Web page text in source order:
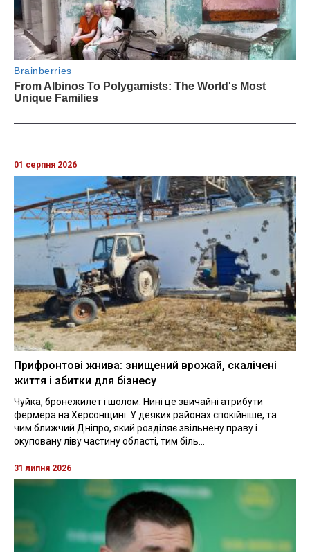
01 серпня 2026
Прифронтові жнива: знищений врожай, скалічені
життя і збитки для бізнесу
Чуйка, бронежилет і шолом. Нині це звичайні атрибути
фермера на Херсонщині. У деяких районах спокійніше, та
чим ближчий Дніпро, який розділяє звільнену праву і
окуповану ліву частину області, тим біль...
31 липня 2026